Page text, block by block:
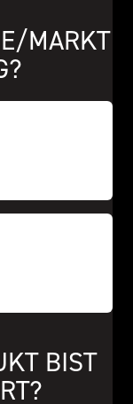
MARKT
BIST